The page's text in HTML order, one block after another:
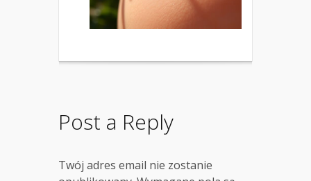
Post a Reply
Twój adres email nie zostanie